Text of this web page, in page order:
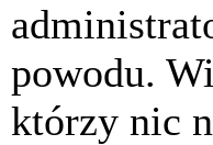
powodu.
którzy nic